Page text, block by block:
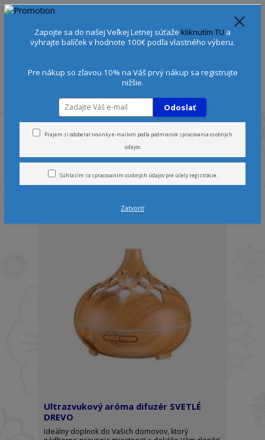
EUR
+421 905 378 103 (Po-Ne, 9-21 hod.)
AromoTerapia: ultrazvukové
difuzéry
Ultrazvukový aróma difuzér SVETLÉ
DREVO
Ideálny doplnok do Vašich domovov, ktorý
Zapojte sa do našej Veľkej Letnej súťaže kliknutím TU a
vyhrajte balíček v hodnote 100€ podľa vlastného výberu.
Pre nákup so zľavou 10% na Váš prvý nákup sa registrujte
nižšie.
Odoslať
Prajem si odoberať novinky e-mailom podľa podmienok spracovania osobných
údajov.
Súhlasím so spracovaním osobných údajovpre účely registrácie.
Zatvoriť